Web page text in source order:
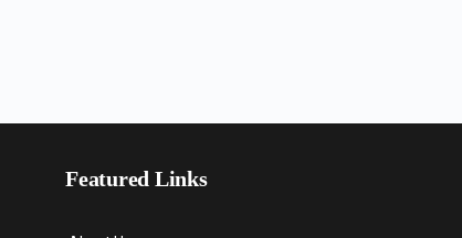
Featured Links